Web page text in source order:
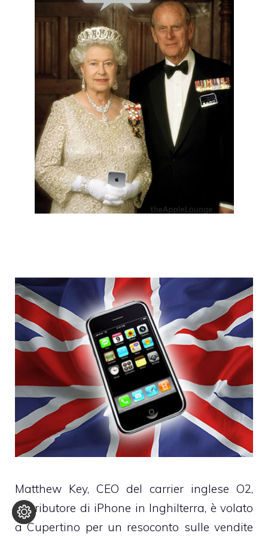
Matthew Key, CEO del carrier inglese O2,
distributore di iPhone in Inghilterra, è volato
a Cupertino per un resoconto sulle vendite